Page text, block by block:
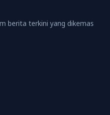
berita terkini yang dikemas